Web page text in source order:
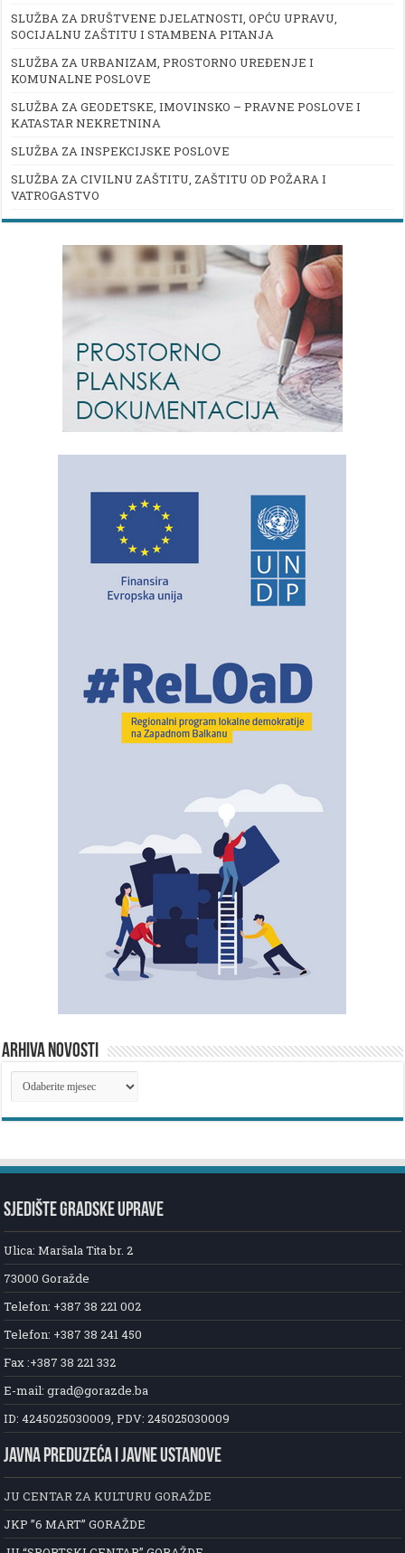
SLUŽBA ZA DRUŠTVENE DJELATNOSTI, OPĆU UPRAVU,
SOCIJALNU ZAŠTITU I STAMBENA PITANJA
SLUŽBA ZA URBANIZAM, PROSTORNO UREĐENJE I
KOMUNALNE POSLOVE
SLUŽBA ZA GEODETSKE, IMOVINSKO – PRAVNE POSLOVE I
KATASTAR NEKRETNINA
SLUŽBA ZA INSPEKCIJSKE POSLOVE
SLUŽBA ZA CIVILNU ZAŠTITU, ZAŠTITU OD POŽARA I
VATROGASTVO
ARHIVA NOVOSTI
ARHIVA
NOVOSTI
SJEDIŠTE GRADSKE UPRAVE
Ulica: Maršala Tita br. 2
73000 Goražde
Telefon: +387 38 221 002
Telefon: +387 38 241 450
Fax :+387 38 221 332
E-mail: grad@gorazde.ba
ID: 4245025030009, PDV: 245025030009
JAVNA PREDUZEĆA I JAVNE USTANOVE
JU CENTAR ZA KULTURU GORAŽDE
JKP ”6 MART” GORAŽDE